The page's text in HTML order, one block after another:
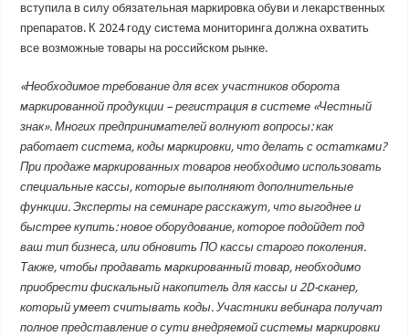
вступила в силу обязательная маркировка обуви и лекарственных
препаратов. К 2024 году система мониторинга должна охватить
все возможные товары на российском рынке.
«Необходимое требование для всех участников оборота
маркированной продукции – регистрация в системе «Честный
знак». Многих предпринимателей волнуют вопросы: как
работает система, коды маркировки, что делать с остатками?
При продаже маркированных товаров необходимо использовать
специальные кассы, которые выполняют дополнительные
функции. Эксперты на семинаре расскажут, что выгоднее и
быстрее купить: новое оборудование, которое подойдет под
ваш тип бизнеса, или обновить ПО кассы старого поколения.
Также, чтобы продавать маркированный товар, необходимо
приобрести фискальный накопитель для кассы и 2D-сканер,
который умеет считывать коды. Участники вебинара получат
полное представление о сути внедряемой системы маркировки